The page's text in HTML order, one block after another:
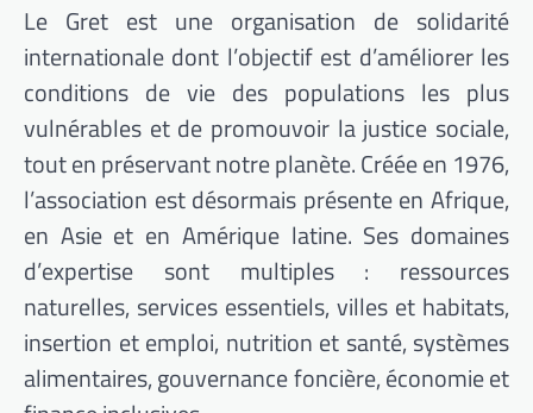
Le Gret est une organisation de solidarité
internationale dont l’objectif est d’améliorer les
conditions de vie des populations les plus
vulnérables et de promouvoir la justice sociale,
tout en préservant notre planète. Créée en 1976,
l’association est désormais présente en Afrique,
en Asie et en Amérique latine. Ses domaines
d’expertise sont multiples : ressources
naturelles, services essentiels, villes et habitats,
insertion et emploi, nutrition et santé, systèmes
alimentaires, gouvernance foncière, économie et